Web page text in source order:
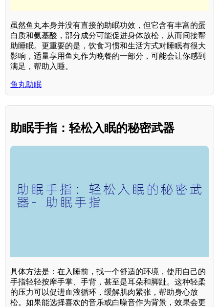
虽然鱼丸本身并没有直接的助眠功效，但它含有丰富的蛋
白质和氨基酸，部分成分可能促进身体放松，从而间接帮
助睡眠。更重要的是，饮食习惯和生活方式对睡眠有很大
影响，适量享用鱼丸作为晚餐的一部分，可能会让你感到
满足，帮助入睡。
鱼丸助眠
助眠手指：轻松入眠的秘密武器
具体方法是：在入睡前，找一个舒适的环境，使用自己的
手指轻轻按摩手掌、手背，甚至是耳朵和脚趾。这种轻柔
的压力可以促进血液循环，缓解肌肉紧张，帮助身心放
松。如果能选择喜欢的音乐或白噪音作为背景，效果会更